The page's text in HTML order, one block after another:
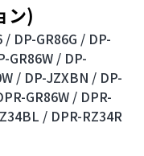
ン)
/ DP-GR86G / DP-
GR86W / DP-
/ DP-JZXBN / DP-
GR86W / DPR-
/ DPR-RZ34R